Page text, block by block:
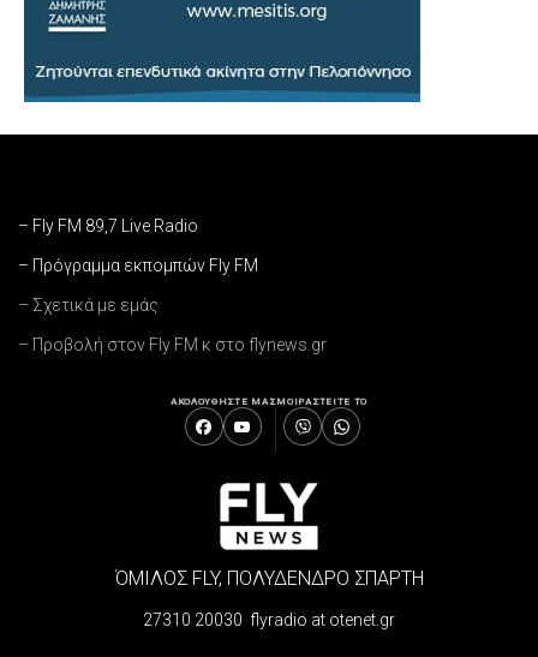
– Fly FM 89,7 Live Radio
– Πρόγραμμα εκπομπών Fly FM
– Σχετικά με εμάς
– Προβολή στον Fly FM κ στο flynews.gr
ΑΚΟΛΟΥΘΗΣΤΕ ΜΑΣΜΟΙΡΑΣΤΕΙΤΕ ΤΟ
ΌΜΙΛΟΣ FLY, ΠΟΛΥΔΕΝΔΡΟ ΣΠΑΡΤΗ
27310 20030 flyradio at otenet.gr